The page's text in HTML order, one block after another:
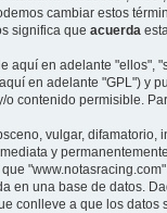
cambiar estos
significa que acuerda
aquí en adelante "ellos",
en adelante "GPL") y
contenido permisible.
vulgar,
y
que
en una base de datos.
conlleve a que los datos